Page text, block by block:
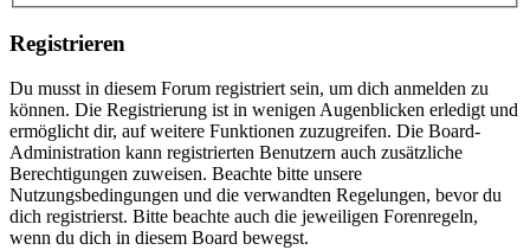
Registrieren
Du musst in diesem Forum registriert sein, um dich anmelden zu
können. Die Registrierung ist in wenigen Augenblicken erledigt und
ermöglicht dir, auf weitere Funktionen zuzugreifen. Die Board-
Administration kann registrierten Benutzern auch zusätzliche
Berechtigungen zuweisen. Beachte bitte unsere
Nutzungsbedingungen und die verwandten Regelungen, bevor du
dich registrierst. Bitte beachte auch die jeweiligen Forenregeln,
wenn du dich in diesem Board bewegst.